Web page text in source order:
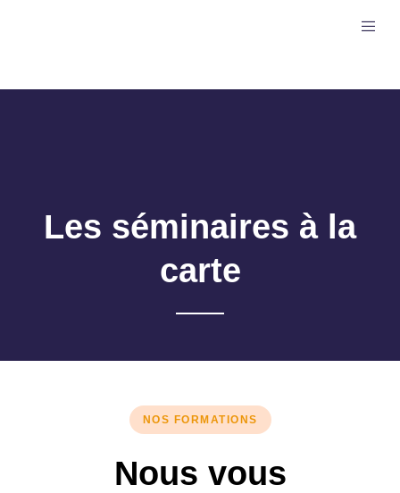
Les séminaires à la
carte
NOS FORMATIONS
Nous vous